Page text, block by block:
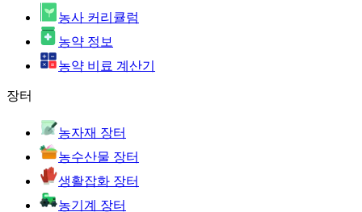
농사 커리큘럼
농약 정보
농약 비료 계산기
장터
농자재 장터
농수산물 장터
생활잡화 장터
농기계 장터